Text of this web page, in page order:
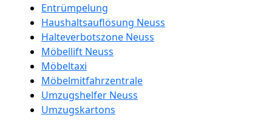
Entrümpelung
Haushaltsauflösung Neuss
Halteverbotszone Neuss
Möbellift Neuss
Möbeltaxi
Möbelmitfahrzentrale
Umzugshelfer Neuss
Umzugskartons